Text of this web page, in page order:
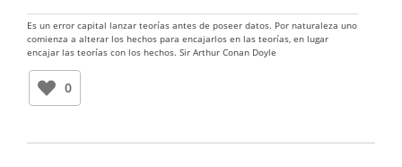
Es un error capital lanzar teorías antes de poseer datos. Por naturaleza uno
comienza a alterar los hechos para encajarlos en las teorías, en lugar
encajar las teorías con los hechos. Sir Arthur Conan Doyle
0